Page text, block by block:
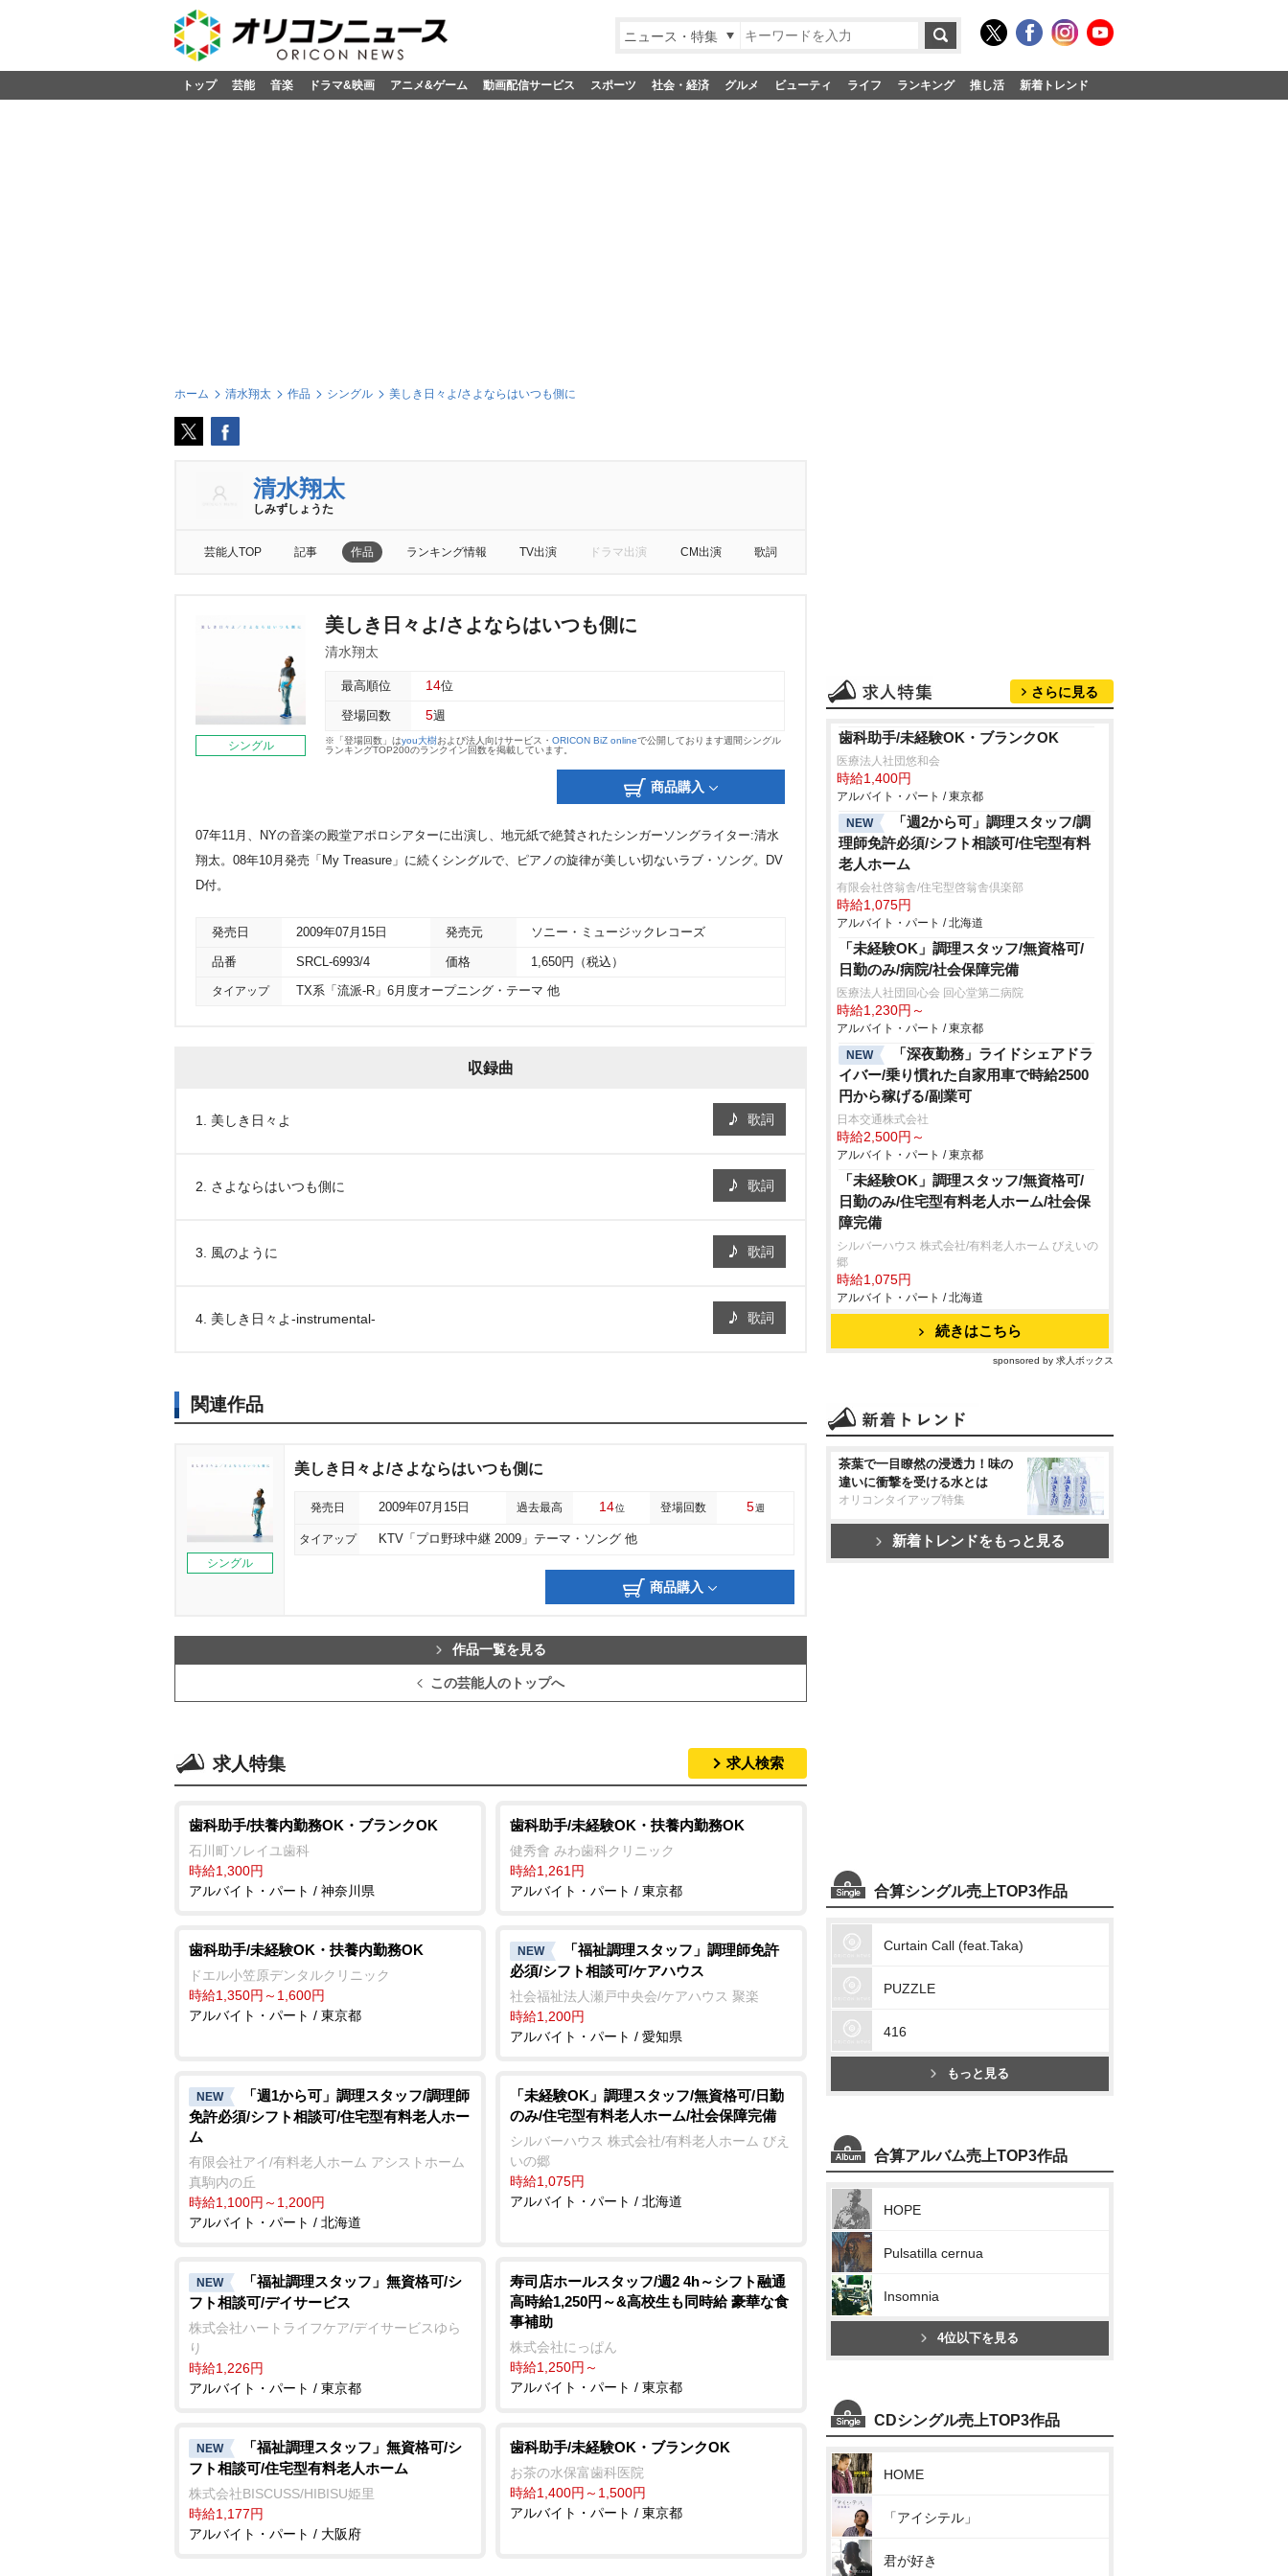
ニュース・特集
トップ 芸能 音楽 ドラマ&映画 アニメ&ゲーム 動画配信サービス スポーツ 社会・経済 グルメ ビューティ ライフ ランキング 推し活 新着トレンド
ホーム 清水翔太 作品 シングル 美しき日々よ/さよならはいつも側に
清水翔太
しみずしょうた
芸能人TOP 記事 作品 ランキング情報 TV出演 ドラマ出演 CM出演 歌詞
シングル
美しき日々よ/さよならはいつも側に
清水翔太
最高順位 14位
登場回数 5週
※「登場回数」はyou大樹および法人向けサービス・ ORICON BiZ onlineで公開しております週間シングル
ランキングTOP200のランクイン回数を掲載しています。
商品購入
07年11月、NYの音楽の殿堂アポロシアターに出演し、地元紙で絶賛されたシンガーソングライター:清水
翔太。08年10月発売「My Treasure」に続くシングルで、ピアノの旋律が美しい切ないラブ・ソング。DV
D付。
発売日 2009年07月15日 発売元 ソニー・ミュージックレコーズ
品番 SRCL-6993/4 価格 1,650円（税込）
タイアップ TX系「流派-R」6月度オープニング・テーマ 他
収録曲
1. 美しき日々よ 歌詞
2. さよならはいつも側に 歌詞
3. 風のように 歌詞
4. 美しき日々よ-instrumental- 歌詞
関連作品
シングル
美しき日々よ/さよならはいつも側に
発売日 2009年07月15日 過去最高 14位 登場回数 5週
タイアップ KTV「プロ野球中継 2009」テーマ・ソング 他
商品購入
作品一覧を見る
この芸能人のトップへ
求人特集 求人検索
歯科助手/扶養内勤務OK・ブランクOK
石川町ソレイユ歯科
時給1,300円
アルバイト・パート / 神奈川県
歯科助手/未経験OK・扶養内勤務OK
健秀會 みわ歯科クリニック
時給1,261円
アルバイト・パート / 東京都
歯科助手/未経験OK・扶養内勤務OK
ドエル小笠原デンタルクリニック
時給1,350円～1,600円
アルバイト・パート / 東京都
NEW
「福祉調理スタッフ」調理師免許
必須/シフト相談可/ケアハウス
社会福祉法人瀬戸中央会/ケアハウス 聚楽
時給1,200円
アルバイト・パート / 愛知県
NEW
「週1から可」調理スタッフ/調理師
免許必須/シフト相談可/住宅型有料老人ホー
ム
有限会社アイ/有料老人ホーム アシストホーム
真駒内の丘
時給1,100円～1,200円
アルバイト・パート / 北海道
「未経験OK」調理スタッフ/無資格可/日勤
のみ/住宅型有料老人ホーム/社会保障完備
シルバーハウス 株式会社/有料老人ホーム びえ
いの郷
時給1,075円
アルバイト・パート / 北海道
NEW
「福祉調理スタッフ」無資格可/シ
フト相談可/デイサービス
株式会社ハートライフケア/デイサービスゆら
り
時給1,226円
アルバイト・パート / 東京都
寿司店ホールスタッフ/週2 4h～シフト融通
高時給1,250円～&高校生も同時給 豪華な食
事補助
株式会社にっぱん
時給1,250円～
アルバイト・パート / 東京都
NEW
「福祉調理スタッフ」無資格可/シ
フト相談可/住宅型有料老人ホーム
株式会社BISCUSS/HIBISU姫里
時給1,177円
アルバイト・パート / 大阪府
歯科助手/未経験OK・ブランクOK
お茶の水保富歯科医院
時給1,400円～1,500円
アルバイト・パート / 東京都
さらに見る
歯科助手/未経験OK・ブランクOK
医療法人社団悠和会
時給1,400円
アルバイト・パート / 東京都
NEW
「週2から可」調理スタッフ/調
理師免許必須/シフト相談可/住宅型有料
老人ホーム
有限会社啓翁舎/住宅型啓翁舎倶楽部
時給1,075円
アルバイト・パート / 北海道
「未経験OK」調理スタッフ/無資格可/
日勤のみ/病院/社会保障完備
医療法人社団回心会 回心堂第二病院
時給1,230円～
アルバイト・パート / 東京都
NEW
「深夜勤務」ライドシェアドラ
イバー/乗り慣れた自家用車で時給2500
円から稼げる/副業可
日本交通株式会社
時給2,500円～
アルバイト・パート / 東京都
「未経験OK」調理スタッフ/無資格可/
日勤のみ/住宅型有料老人ホーム/社会保
障完備
シルバーハウス 株式会社/有料老人ホーム びえいの
郷
時給1,075円
アルバイト・パート / 北海道
続きはこちら
sponsored by 求人ボックス
茶葉で一目瞭然の浸透力！味の
違いに衝撃を受ける水とは
オリコンタイアップ特集
新着トレンドをもっと見る
合算シングル売上TOP3作品
Curtain Call (feat.Taka)
PUZZLE
416
もっと見る
合算アルバム売上TOP3作品
HOPE
Pulsatilla cernua
Insomnia
4位以下を見る
CDシングル売上TOP3作品
HOME
「アイシテル」
君が好き